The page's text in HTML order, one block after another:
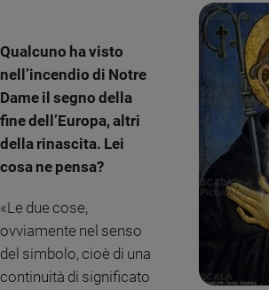
Qualcuno ha visto
nell’incendio di Notre
Dame il segno della
fine dell’Europa, altri
della rinascita. Lei
cosa ne pensa?
«Le due cose,
ovviamente nel senso
del simbolo, cioè di una
continuità di significato